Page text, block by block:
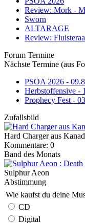
Review: Mork -
Sworn
ALTARAGE
Review:
Forum Termine
Nächste Termine (aus
PSOA 2026 -
Herbstoffensive -
Prophecy Fest -
Zufallsbild
Hard Charger aus
Kommentare: 0
Band des Monats
Sulphur Aeon
Abstimmung
Wie kaufst du deine
CD
Digital